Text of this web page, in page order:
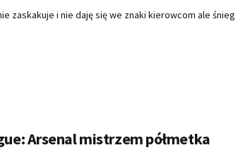
zaskakuje i nie daję się we znaki kierowcom ale śnieg
Arsenal mistrzem półmetka